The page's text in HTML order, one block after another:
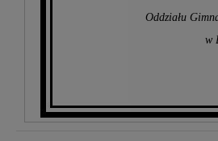
Oddziału
w